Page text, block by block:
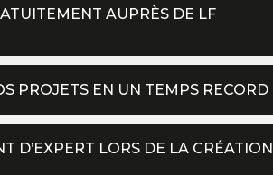
AUPRÈS DE LF
PROJETS EN UN TEMPS RECORD
D’EXPERT LORS DE LA CRÉATION